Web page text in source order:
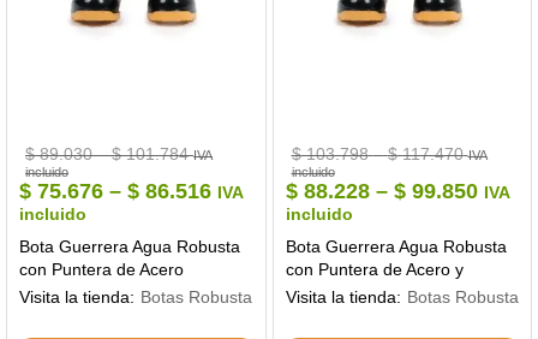
$89.030 – $101.784Price
$ 89.030
through
IVA
incluido
$ 75.676 – $ 86.516Price
through
$ 86.516
IVA
incluido
Bota Guerrera Agua Robusta
con Puntera de Acero
Visita la tienda: Botas Robusta
$103.798 – $117.470Price
$ 103.798
through
IVA
incluido
$88.228 – $99.850Price
IVA
incluido
Bota Guerrera Agua Robusta
con Puntera de Acero y
Plantilla de Acero
Visita la tienda: Botas Robusta